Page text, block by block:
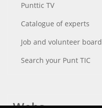
Punttic TV
Catalogue of experts
Job and volunteer board
Search your Punt TIC